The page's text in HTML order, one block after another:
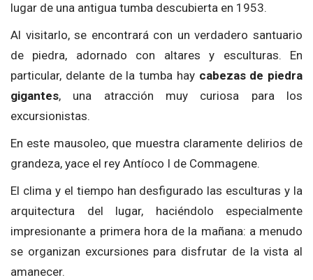
lugar de una antigua tumba descubierta en 1953.
Al visitarlo, se encontrará con un verdadero santuario
de piedra, adornado con altares y esculturas. En
particular, delante de la tumba hay cabezas de piedra
gigantes, una atracción muy curiosa para los
excursionistas.
En este mausoleo, que muestra claramente delirios de
grandeza, yace el rey Antíoco I de Commagene.
El clima y el tiempo han desfigurado las esculturas y la
arquitectura del lugar, haciéndolo especialmente
impresionante a primera hora de la mañana: a menudo
se organizan excursiones para disfrutar de la vista al
amanecer.